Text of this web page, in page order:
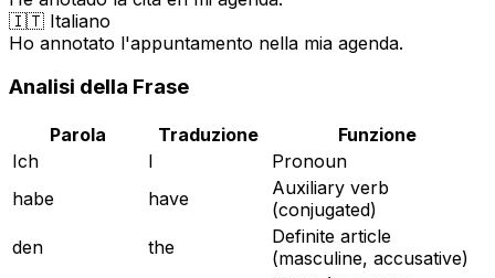
🇮🇹 Italiano
Ho annotato l'appuntamento nella mia agenda.
Analisi della Frase
Parola Traduzione
Funzione
Ich
I
Pronoun
habe
have
Auxiliary verb
(conjugated)
den
the
Definite article
(masculine, accusative)